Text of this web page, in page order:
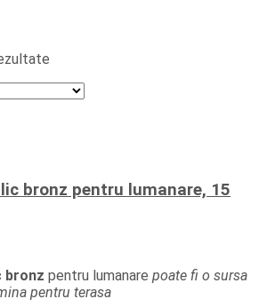
bronz pentru lumanare, 15
bronz pentru lumanare poate fi o sursa
pentru terasa